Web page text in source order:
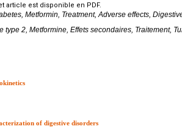
article est disponible en PDF.
Metformin, Treatment, Adverse effects,
type 2, Metformine, Effets secondaires, Traitement,
of digestive disorders